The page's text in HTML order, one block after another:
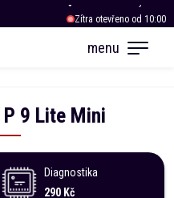
Zítra otevřeno od 10:00
menu
P 9 Lite Mini
Diagnostika
290 Kč